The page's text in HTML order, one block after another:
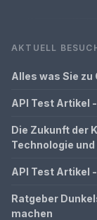
AKTUELL
Alles was Sie
API Test Artikel
Die Zukunft der
Technologie
API Test Artikel
Ratgeber
machen